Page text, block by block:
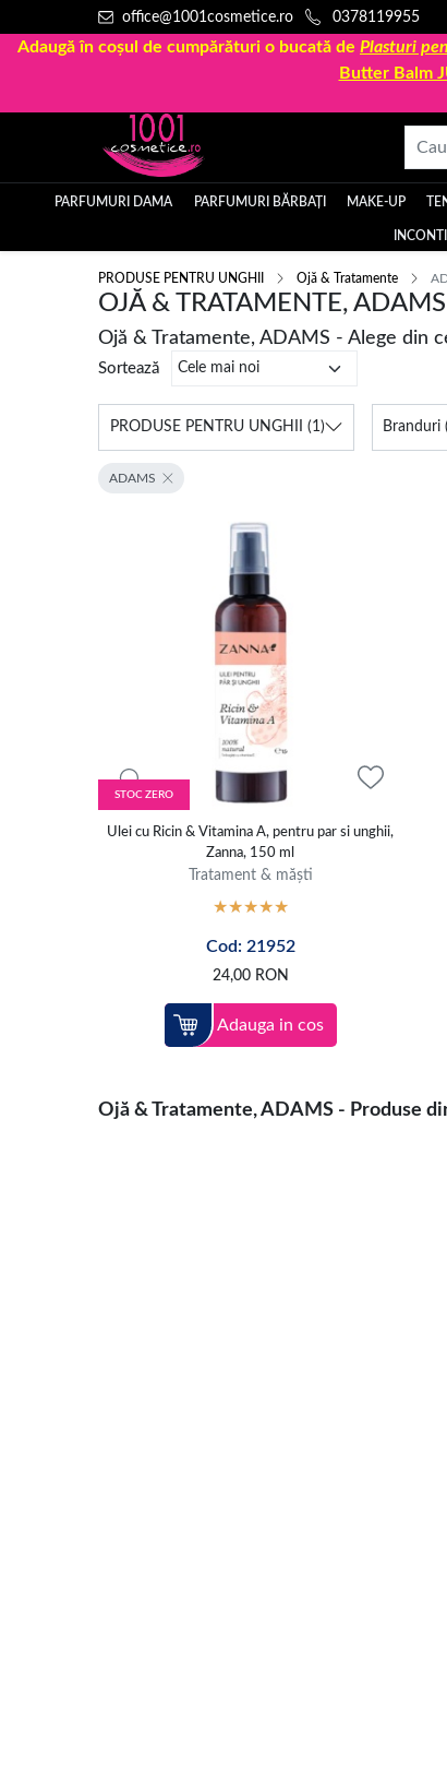
office@1001cosmetice.ro 0378119955
Adaugă în coșul de cumpărături o bucată de Plasturi
Butter Balm
PARFUMURI DAMA PARFUMURI BĂRBAȚI MAKE-UP
PRODUSE PENTRU UNGHII Ojă & Tratamente
OJĂ & TRATAMENTE, ADAMS
Ojă & Tratamente, ADAMS - Alege din
Sortează
PRODUSE PENTRU UNGHII (1) Branduri
ADAMS
STOC ZERO
Ulei cu Ricin & Vitamina A, pentru par si unghii,
Zanna, 150 ml
Tratament & măști
Cod: 21952
24,00 RON
Adauga in cos
Ojă & Tratamente, ADAMS - Produse